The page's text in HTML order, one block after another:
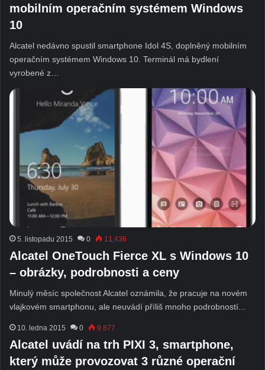
mobilním operačním systémem Windows
10
Alcatel nedávno spustil smartphone Idol 4S, doplněný mobilním
operačním systémem Windows 10. Terminál má bydlení
vyrobené z…
5. listopadu 2015 0 11,436
Alcatel OneTouch Fierce XL s Windows 10
– obrázky, podrobnosti a ceny
Minulý měsíc společnost Alcatel oznámila, že pracuje na novém
vlajkovém smartphonu, ale neuvádí příliš mnoho podrobností...
10. ledna 2015 0 9 877
Alcatel uvádí na trh PIXI 3, smartphone,
který může provozovat 3 různé operační